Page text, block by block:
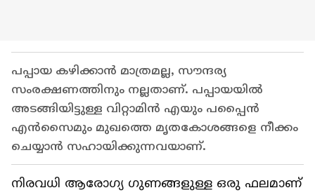
പപ്പായ കഴിക്കാന്‍ മാത്രമല്ല, സൗന്ദര്യ
സംരക്ഷണത്തിനും നല്ലതാണ്. പപ്പായയില്‍
അടങ്ങിയിട്ടുള്ള വിറ്റാമിന്‍ എയും പപ്പൈന്‍
എന്‍സൈമും മുഖത്തെ മൃതകോശങ്ങളെ നീക്കം
ചെയ്യാന്‍ സഹായിക്കുന്നവയാണ്.
നിരവധി ആരോഗ്യ ഗുണങ്ങളുള്ള ഒരു ഫലമാണ്